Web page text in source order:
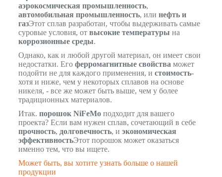
аэрокосмическая промышленность,
автомобильная промышленность, или нефть и
газЭтот сплав разработан, чтобы выдерживать самые
суровые условия, от высокие температуры на
коррозионные среды.
Однако, как и любой другой материал, он имеет свои
недостатки. Его ферромагнитные свойстваможет
подойти не для каждого применения, и стоимость-
хотя и ниже, чем у некоторых сплавов на основе
никеля, - все же может быть выше, чем у более
традиционных материалов.
Итак. порошок NiFeMoподходит для вашего
проекта? Если вам нужен сплав, сочетающий в себе
прочность, долговечность, и экономическая
эффективностьЭтот порошок может оказаться
именно тем, что вы ищете.
Может быть, вы хотите узнать больше о нашей
продукции